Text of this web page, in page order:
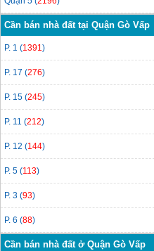
Cần bán nhà đất tại Quận Gò Vấp
P. 1 (1391)
P. 17 (276)
P. 15 (245)
P. 11 (212)
P. 12 (144)
P. 5 (113)
P. 3 (93)
P. 6 (88)
Cần bán nhà đất ở Quận Gò Vấp